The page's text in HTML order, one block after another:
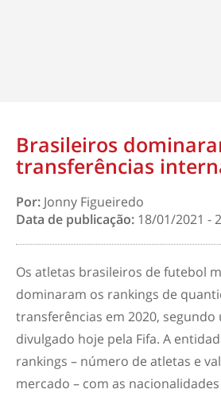
Brasileiros
transferências
Por: Jonny Figueiredo
Data de publicação: 18/01/2021 -
Os atletas brasileiros de futebol
dominaram os rankings de
transferências em 2020,
divulgado hoje pela Fifa. A
rankings – número de atletas e
mercado – com as